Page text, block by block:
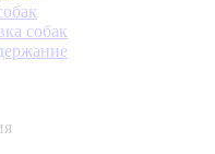
собак